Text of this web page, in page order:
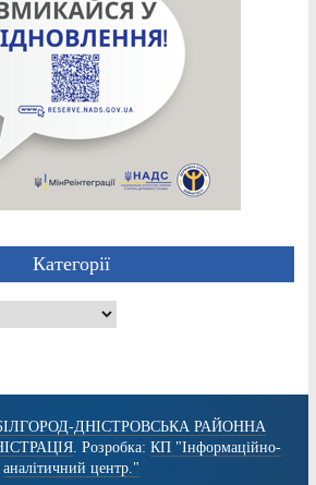
Категорії
ДНІСТРОВСЬКА РАЙОННА
. Розробка: КП "Інформаційно-
аналітичний центр."